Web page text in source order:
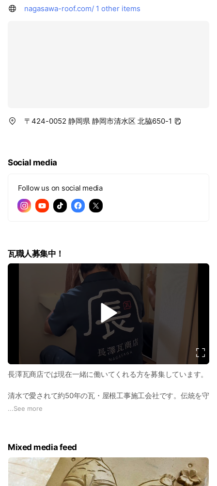
nagasawa-roof.com/ 1 other items
〒424-0052 静岡県 静岡市清水区 北脇650-1
Social media
Follow us on social media
瓦職人募集中！
i
e
o
長澤瓦商店では現在一緒に働いてくれる方を募集しています。
清水で愛されて約50年の瓦・屋根工事施工会社です。伝統を守
りつつ、常に進化を目指して新しいことに挑戦しています。
エネルギーに満ち溢れた職場です！！
社長世代、若者世代の経験者の方はもちろん、男女問わずまっ
たくの未経験者でも大歓迎です！
...See more
Mixed media feed